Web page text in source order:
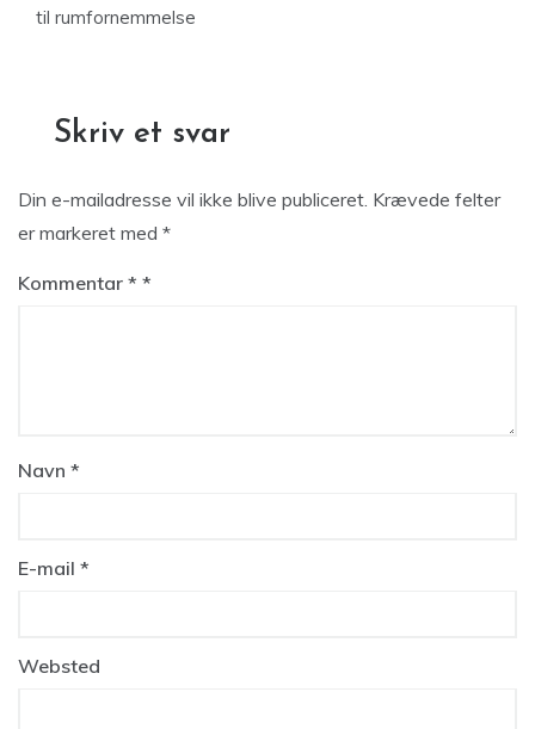
til rumfornemmelse
Skriv et svar
Din e-mailadresse vil ikke blive publiceret. Krævede felter
er markeret med *
Kommentar *
Navn *
E-mail *
Websted